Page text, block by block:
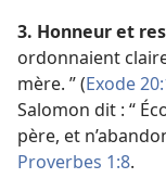
3. Honneur et
ordonnaient
mère. ” (Exode
Salomon dit : “
père, et
Proverbes 1:8.